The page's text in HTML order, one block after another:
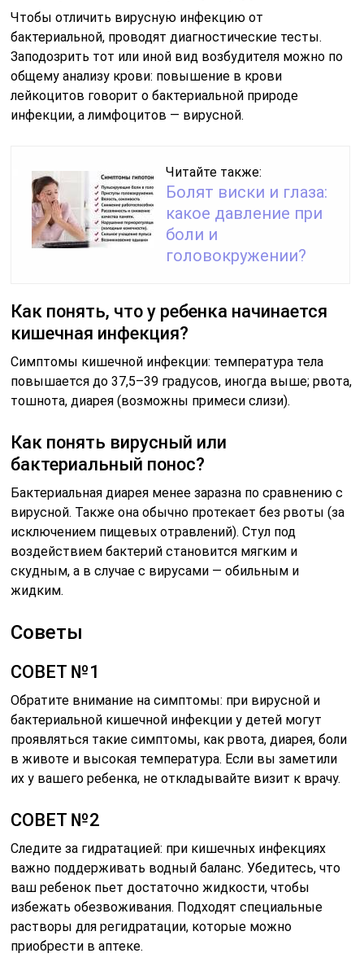
Чтобы отличить вирусную инфекцию от
бактериальной, проводят диагностические тесты.
Заподозрить тот или иной вид возбудителя можно по
общему анализу крови: повышение в крови
лейкоцитов говорит о бактериальной природе
инфекции, а лимфоцитов — вирусной.
Читайте также:
Болят виски и глаза:
какое давление при
боли и
головокружении?
Как понять, что у ребенка начинается
кишечная инфекция?
Симптомы кишечной инфекции: температура тела
повышается до 37,5–39 градусов, иногда выше; рвота,
тошнота, диарея (возможны примеси слизи).
Как понять вирусный или
бактериальный понос?
Бактериальная диарея менее заразна по сравнению с
вирусной. Также она обычно протекает без рвоты (за
исключением пищевых отравлений). Стул под
воздействием бактерий становится мягким и
скудным, а в случае с вирусами — обильным и
жидким.
Советы
СОВЕТ №1
Обратите внимание на симптомы: при вирусной и
бактериальной кишечной инфекции у детей могут
проявляться такие симптомы, как рвота, диарея, боли
в животе и высокая температура. Если вы заметили
их у вашего ребенка, не откладывайте визит к врачу.
СОВЕТ №2
Следите за гидратацией: при кишечных инфекциях
важно поддерживать водный баланс. Убедитесь, что
ваш ребенок пьет достаточно жидкости, чтобы
избежать обезвоживания. Подходят специальные
растворы для регидратации, которые можно
приобрести в аптеке.